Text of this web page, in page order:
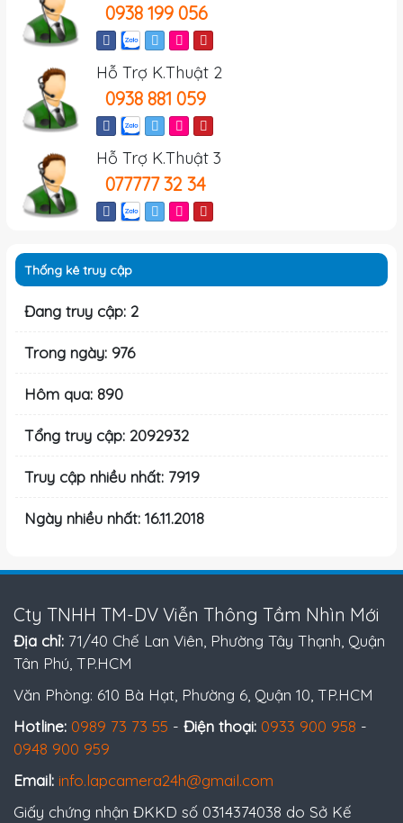
0938 199 056
Hỗ Trợ K.Thuật 2
0938 881 059
Hỗ Trợ K.Thuật 3
077777 32 34
Thống kê truy cập
Đang truy cập: 2
Trong ngày: 976
Hôm qua: 890
Tổng truy cập: 2092932
Truy cập nhiều nhất: 7919
Ngày nhiều nhất: 16.11.2018
Cty TNHH TM-DV Viễn Thông Tầm Nhìn Mới
Địa chỉ: 71/40 Chế Lan Viên, Phường Tây Thạnh, Quận
Tân Phú, TP.HCM
Văn Phòng: 610 Bà Hạt, Phường 6, Quận 10, TP.HCM
Hotline: 0989 73 73 55 - Điện thoại: 0933 900 958 -
0948 900 959
Email: info.lapcamera24h@gmail.com
Giấy chứng nhận ĐKKD số 0314374038 do Sở Kế